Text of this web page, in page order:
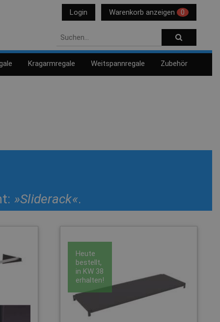
Login Warenkorb anzeigen 0
Kragarmregale Weitspannregale Zubehör
»Sliderack«.
Heute
bestellt,
in KW 38
erhalten!